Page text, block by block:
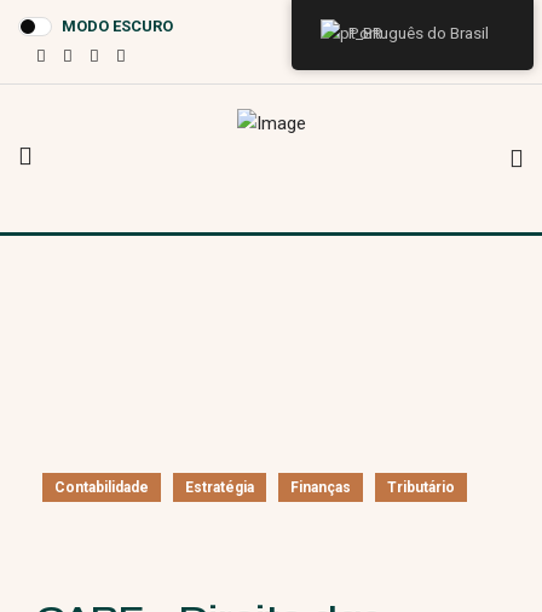
MODO ESCURO
Contabilidade Estratégia Finanças Tributário
Português do Brasil